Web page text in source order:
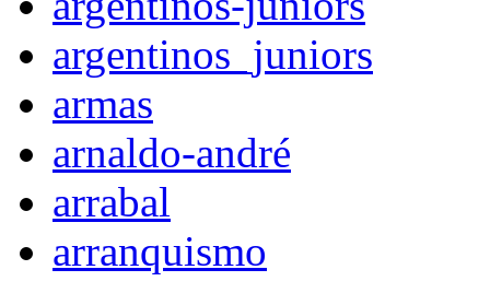
argentinos_juniors
armas
arnaldo-andré
arrabal
arranquismo